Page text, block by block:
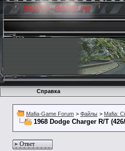
Справка
Mafia-Game Forum > Файлы > Mafia:
1968 Dodge Charger R/T
Ответ